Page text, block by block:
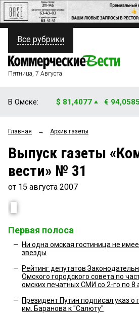
ПОЛИТИКА
ФИНАНСЫ
ОБЩЕСТВО
ЗАКОН
Все рубрики
Пятница, 7 Августа
В Омске: $ 81,4077 € 94,0585
Главная → Архив газеты
Выпуск газеты
вести» № 31
от 15 августа 2007
Первая полоса
— Ни одна омская гостиница не
звезды
— Рейтинг депутатов
Омского городского cовета по
омских печатных СМИ со 2-го по 8
— Президент Путин подписал указ
им. Баранова к "Салюту"